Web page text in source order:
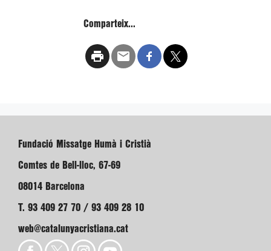
Comparteix...
Fundació Missatge Humà i Cristià
Comtes de Bell-lloc, 67-69
08014 Barcelona
T. 93 409 27 70 / 93 409 28 10
web@catalunyacristiana.cat